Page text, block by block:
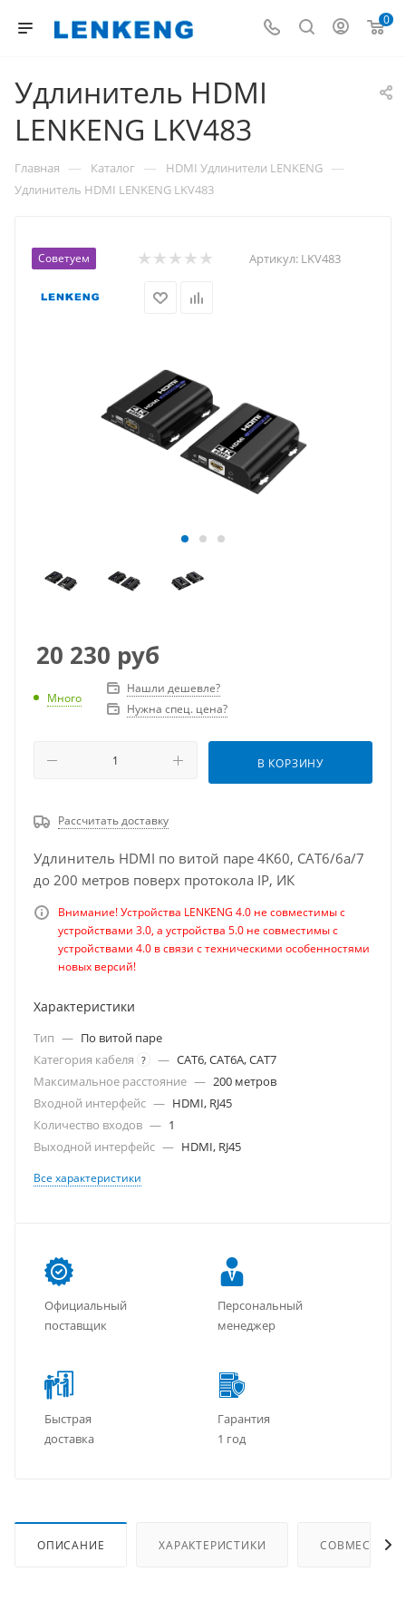
0
Удлинитель HDMI
LENKENG LKV483
Главная — Каталог — HDMI Удлинители LENKENG —
Удлинитель HDMI LENKENG LKV483
Советуем Артикул: LKV483
20 230 руб
Много
Нашли дешевле?
Нужна спец. цена?
В КОРЗИНУ
Рассчитать доставку
Удлинитель HDMI по витой паре 4K60, CAT6/6a/7
до 200 метров поверх протокола IP, ИК
Внимание! Устройства LENKENG 4.0 не совместимы с
устройствами 3.0, а устройства 5.0 не совместимы с
устройствами 4.0 в связи с техническими особенностями
новых версий!
Характеристики
Тип — По витой паре
Категория кабеля ? — CAT6, CAT6A, CAT7
Максимальное расстояние — 200 метров
Входной интерфейс — HDMI, RJ45
Количество входов — 1
Выходной интерфейс — HDMI, RJ45
Все характеристики
Официальный
поставщик
Персональный
менеджер
Быстрая
доставка
Гарантия
1 год
ОПИСАНИЕ ХАРАКТЕРИСТИКИ